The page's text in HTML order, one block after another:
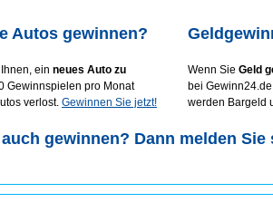
Autos gewinnen?
ein neues Auto zu
Gewinnspielen pro Monat
verlost. Gewinnen Sie jetzt!
Wenn Sie Geld
bei
werden Bargeld
gewinnen? Dann melden